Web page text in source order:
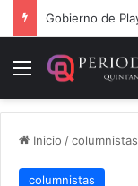
Menú
Inicio /columnistas
columnistas